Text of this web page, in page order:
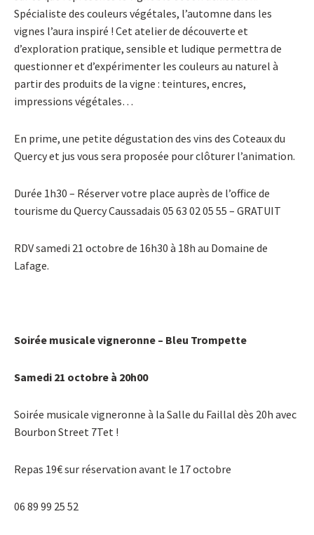
Spécialiste des couleurs végétales, l’automne dans les
vignes l’aura inspiré ! Cet atelier de découverte et
d’exploration pratique, sensible et ludique permettra de
questionner et d’expérimenter les couleurs au naturel à
partir des produits de la vigne : teintures, encres,
impressions végétales…
En prime, une petite dégustation des vins des Coteaux du
Quercy et jus vous sera proposée pour clôturer l’animation.
Durée 1h30 – Réserver votre place auprès de l’office de
tourisme du Quercy Caussadais 05 63 02 05 55 – GRATUIT
RDV samedi 21 octobre de 16h30 à 18h au Domaine de
Lafage.
Soirée musicale vigneronne – Bleu Trompette
Samedi 21 octobre à 20h00
Soirée musicale vigneronne à la Salle du Faillal dès 20h avec
Bourbon Street 7Tet !
Repas 19€ sur réservation avant le 17 octobre
06 89 99 25 52